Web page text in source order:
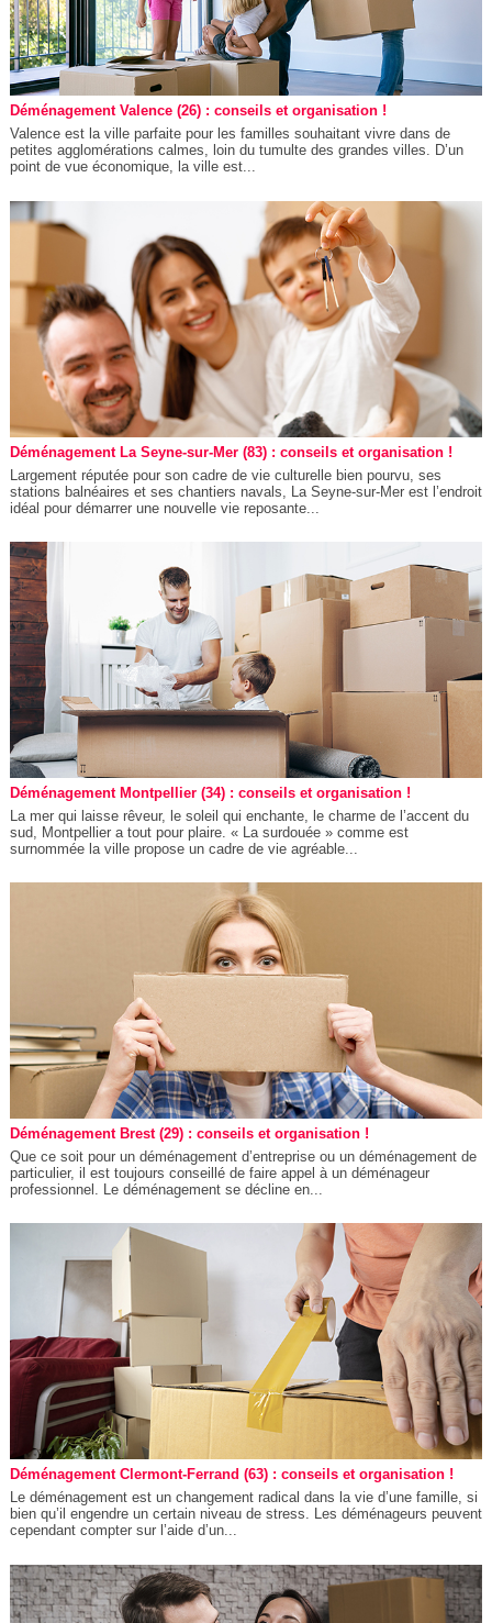
Déménagement Valence (26) : conseils et organisation !
Valence est la ville parfaite pour les familles souhaitant vivre dans de
petites agglomérations calmes, loin du tumulte des grandes villes. D’un
point de vue économique, la ville est...
Déménagement La Seyne-sur-Mer (83) : conseils et organisation !
Largement réputée pour son cadre de vie culturelle bien pourvu, ses
stations balnéaires et ses chantiers navals, La Seyne-sur-Mer est l’endroit
idéal pour démarrer une nouvelle vie reposante...
Déménagement Montpellier (34) : conseils et organisation !
La mer qui laisse rêveur, le soleil qui enchante, le charme de l’accent du
sud, Montpellier a tout pour plaire. « La surdouée » comme est
surnommée la ville propose un cadre de vie agréable...
Déménagement Brest (29) : conseils et organisation !
Que ce soit pour un déménagement d’entreprise ou un déménagement de
particulier, il est toujours conseillé de faire appel à un déménageur
professionnel. Le déménagement se décline en...
Déménagement Clermont-Ferrand (63) : conseils et organisation !
Le déménagement est un changement radical dans la vie d’une famille, si
bien qu’il engendre un certain niveau de stress. Les déménageurs peuvent
cependant compter sur l’aide d’un...